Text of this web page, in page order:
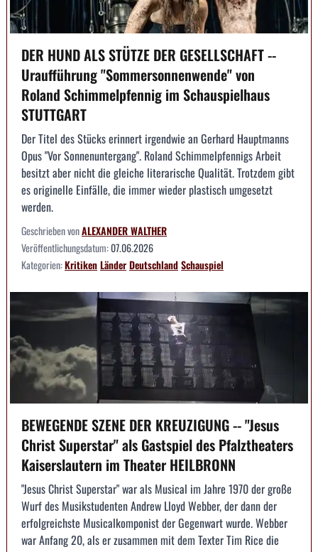
DER HUND ALS STÜTZE DER GESELLSCHAFT --
Uraufführung "Sommersonnenwende" von
Roland Schimmelpfennig im Schauspielhaus
STUTTGART
Der Titel des Stücks erinnert irgendwie an Gerhard Hauptmanns
Opus "Vor Sonnenuntergang". Roland Schimmelpfennigs Arbeit
besitzt aber nicht die gleiche literarische Qualität. Trotzdem gibt
es originelle Einfälle, die immer wieder plastisch umgesetzt
werden.
Geschrieben vonALEXANDER WALTHER
Veröffentlichungsdatum:07.06.2026
Kategorien:KritikenLänderDeutschlandSchauspiel
BEWEGENDE SZENE DER KREUZIGUNG -- "Jesus
Christ Superstar" als Gastspiel des Pfalztheaters
Kaiserslautern im Theater HEILBRONN
"Jesus Christ Superstar" war als Musical im Jahre 1970 der große
Wurf des Musikstudenten Andrew Lloyd Webber, der dann der
erfolgreichste Musicalkomponist der Gegenwart wurde. Webber
war Anfang 20, als er zusammen mit dem Texter Tim Rice die